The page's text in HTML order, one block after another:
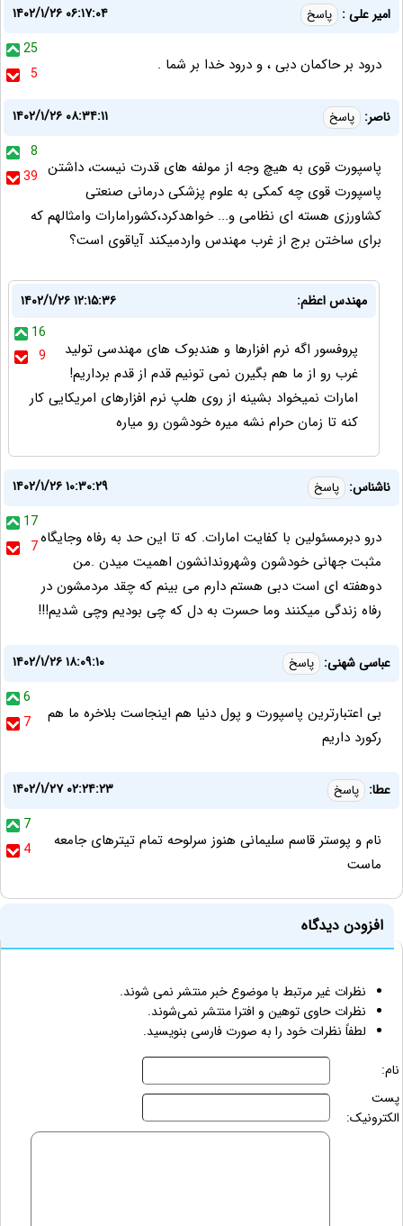
امیر علی : پاسخ
۱۴۰۲/۱/۲۶ ۰۶:۱۷:۰۴
25
5
درود بر حاکمان دبی ، و درود خدا بر شما .
ناصر: پاسخ
۱۴۰۲/۱/۲۶ ۰۸:۳۴:۱۱
8
39 پاسپورت قوی به هیچ وجه از مولفه های قدرت نیست، داشتن
پاسپورت قوی چه کمکی به علوم پزشکی درمانی صنعتی
کشاورزی هسته ای نظامی و... خواهدکرد،کشورامارات وامثالهم که
برای ساختن برج از غرب مهندس واردمیکند آیاقوی است؟
مهندس اعظم:
۱۴۰۲/۱/۲۶ ۱۲:۱۵:۳۶
16
9
پروفسور اگه نرم افزارها و هندبوک های مهندسی تولید
غرب رو از ما هم بگیرن نمی تونیم قدم از قدم برداریم!
امارات نمیخواد بشینه از روی هلپ نرم افزارهای امریکایی کار
کنه تا زمان حرام نشه میره خودشون رو میاره
ناشناس: پاسخ
۱۴۰۲/۱/۲۶ ۱۰:۳۰:۲۹
17
7درو دبرمسئولین با کفایت امارات. که تا این حد به رفاه وجایگاه
مثبت جهانی خودشون وشهروندانشون اهمیت میدن .من
دوهفته ای است دبی هستم دارم می بینم که چقد مردمشون در
رفاه زندگی میکنند وما حسرت به دل که چی بودیم وچی شدیم!!!
عباسی شهنی: پاسخ
۱۴۰۲/۱/۲۶ ۱۸:۰۹:۱۰
6
7
بی اعتبارترین پاسپورت و پول دنیا هم اینجاست بلاخره ما هم
رکورد داریم
عطا: پاسخ
۱۴۰۲/۱/۲۷ ۰۲:۲۴:۲۳
7
4
نام و پوستر قاسم سلیمانی هنوز سرلوحه تمام تیترهای جامعه‌
ماست
افزودن دیدگاه
نظرات غیر مرتبط با موضوع خبر منتشر نمی شوند.
نظرات حاوی توهین و افترا منتشر نمی‌شوند.
لطفاً نظرات خود را به صورت فارسی بنویسید.
نام:
پست
الکترونیک: